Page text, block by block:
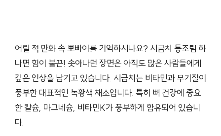
어릴 적 만화 속 뽀빠이를 기억하시나요? 시금치 통조림 하
나면 힘이 불끈! 솟아나던 장면은 아직도 많은 사람들에게
깊은 인상을 남기고 있습니다. 시금치는 비타민과 무기질이
풍부한 대표적인 녹황색 채소입니다. 특히 뼈 건강에 중요
한 칼슘, 마그네슘, 비타민K가 풍부하게 함유되어 있습니
다.